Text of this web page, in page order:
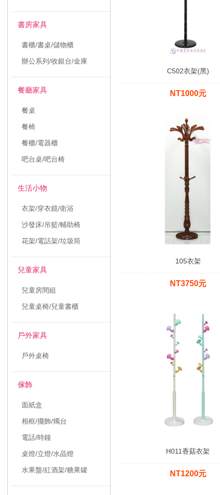
書房家具
書櫃/書桌/儲物櫃
辦公系列/收銀台/金庫
餐廳家具
餐桌
餐椅
餐櫃/電器櫃
吧台桌/吧台椅
生活小物
衣架/穿衣鏡/衛浴
沙發床/吊籃/輔助椅
花架/電話架/垃圾筒
兒童家具
兒童房間組
兒童桌椅/兒童書櫃
戶外家具
戶外桌椅
傢飾
面紙盒
相框/擺飾/燭台
電話/時鐘
桌燈/立燈/水晶燈
水果盤/紅酒架/糖果罐
C502衣架(黑)
NT1000元
105衣架
NT3750元
H011香菇衣架
NT1200元